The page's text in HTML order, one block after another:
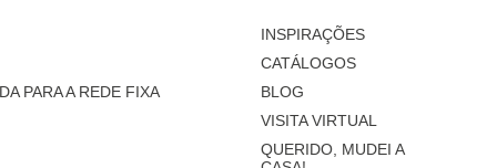
PARA A REDE FIXA
INSPIRAÇÕES
CATÁLOGOS
BLOG
VISITA VIRTUAL
QUERIDO, MUDEI A